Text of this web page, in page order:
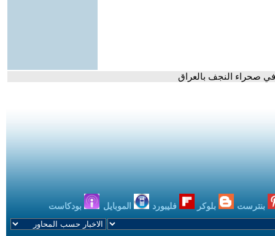
صحراء النجف بالعراق
بنترست بلوكر فليبورد الموبايل بودكاست